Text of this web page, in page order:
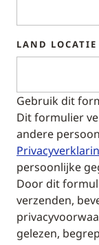
LAND
Gebruik dit
Dit formulier
andere
persoonlijke
Door dit
verzenden,
gelezen,